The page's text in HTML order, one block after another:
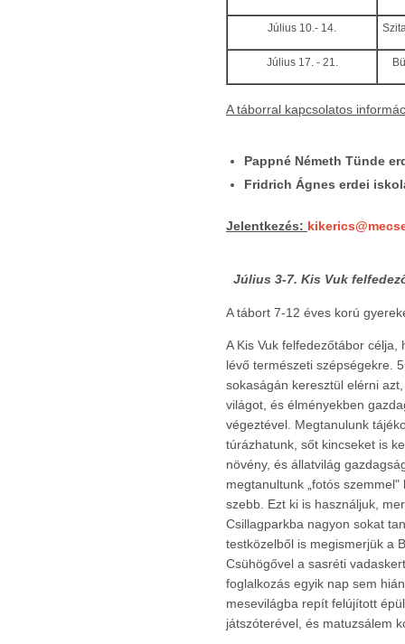
Július 10.- 14.
Július 17. - 21.
A táborral kapcsolatos
Pappné Németh Tünde
Fridrich Ágnes erdei
Jelentkezés:
Július 3-7. Kis Vuk
A tábort 7-12 éves korú
A Kis Vuk felfedezőtábor
lévő természeti szépségekre.
sokaságán keresztül elérni
világot, és élményekben
végeztével. Megtanulunk
túrázhatunk, sőt kincseket is
növény, és állatvilág
megtanultunk „fotós
szebb. Ezt ki is használjuk,
Csillagparkba nagyon sokat
testközelből is megismerjük a
Csühögővel a sasréti
foglalkozás egyik nap sem
mesevilágba repít felújított
játszóterével, és matuzsálem